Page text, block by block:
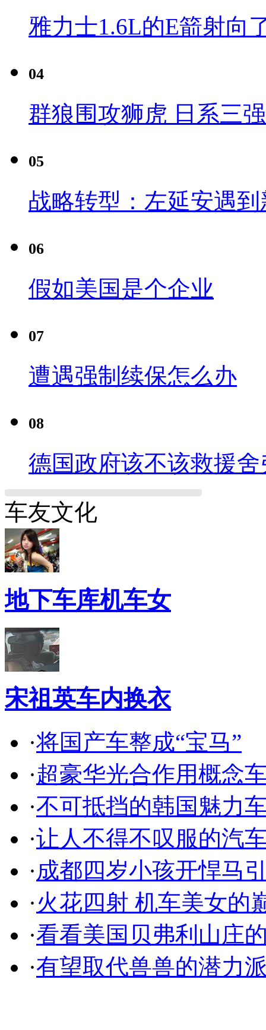
雅力士1.6L的E箭射向
04
群狼围攻狮虎 日系三
05
战略转型：左延安遇
06
假如美国是个企业
07
遭遇强制续保怎么办
08
德国政府该不该救援舍
车友文化
地下车库机车女
宋祖英车内换衣
·将国产车整成“宝马”
·超豪华光合作用概念
·不可抵挡的韩国魅力
·让人不得不叹服的汽
·成都四岁小孩开悍马
·火花四射 机车美女的
·看看美国贝弗利山庄
·有望取代兽兽的潜力